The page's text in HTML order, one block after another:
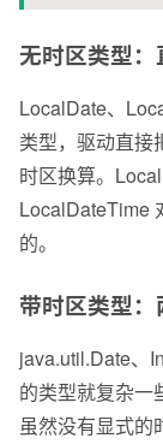
无时区类型：
LocalDate、
类型，驱动直接
时区换算。
LocalDateTime
的。
带时区类型
java.util.Date、
的类型就复杂一
虽然没有显式的